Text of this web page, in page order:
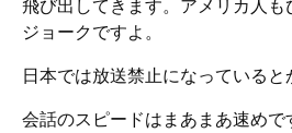
飛び出してきます。 アメリカ人も
ジョークですよ。
日本では放送禁止になっていると
会話のスピードはまあまあ速め